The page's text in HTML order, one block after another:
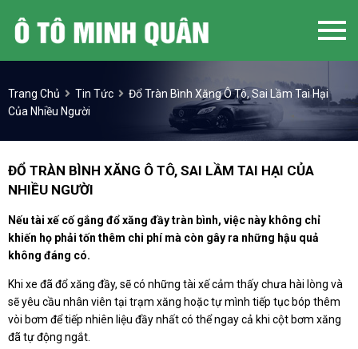
Trang Chủ Tin Tức
Đổ Tràn Bình Xăng Ô Tô, Sai Lầm Tai Hại
Của Nhiều Người
ĐỔ TRÀN BÌNH XĂNG Ô TÔ, SAI LẦM TAI HẠI CỦA
NHIỀU NGƯỜI
Nếu tài xế cố gắng đổ xăng đầy tràn bình, việc này không chỉ
khiến họ phải tốn thêm chi phí mà còn gây ra những hậu quả
không đáng có.
Khi xe đã đổ xăng đầy, sẽ có những tài xế cảm thấy chưa hài lòng và
sẽ yêu cầu nhân viên tại trạm xăng hoặc tự mình tiếp tục bóp thêm
vòi bơm để tiếp nhiên liệu đầy nhất có thể ngay cả khi cột bơm xăng
đã tự động ngắt.